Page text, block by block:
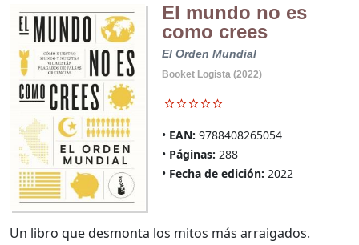
El mundo no es
como crees
El Orden Mundial
Booket Logista (2022)
EAN: 9788408265054
Páginas: 288
Fecha de edición: 2022
Un libro que desmonta los mitos más arraigados.